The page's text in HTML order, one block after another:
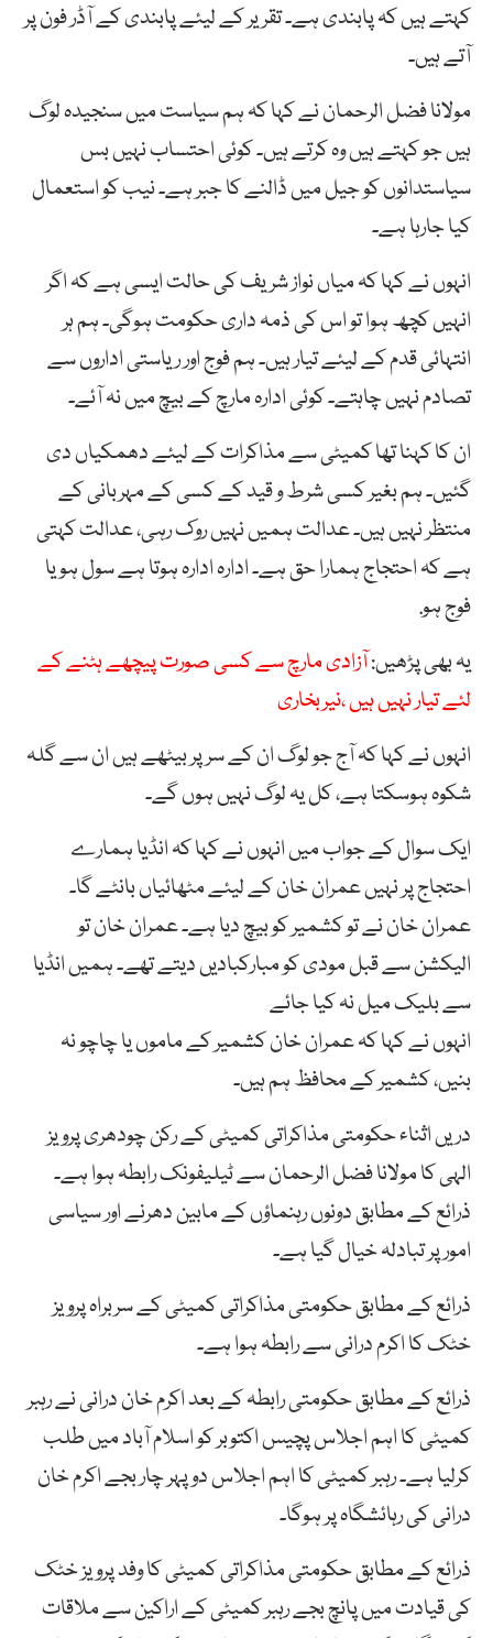
کہتے ہیں کہ پابندی ہے۔ تقریر کے لیئے پابندی کے آڈر فون پر
آتے ہیں۔
مولانا فضل الرحمان نے کہا کہ ہم سیاست میں سنجیدہ لوگ
ہیں جو کہتے ہیں وہ کرتے ہیں۔ کوئی احتساب نہیں بس
سیاستدانوں کو جیل میں ڈالنے کا جبر ہے۔ نیب کو استعمال
کیا جارہا ہے۔
انہوں نے کہا کہ میاں نواز شریف کی حالت ایسی ہے کہ اگر
انہیں کچھ ہوا تو اس کی ذمہ داری حکومت ہوگی۔ ہم ہر
انتہائی قدم کے لیئے تیار ہیں۔ ہم فوج اور ریاستی اداروں سے
تصادم نہیں چاہتے۔ کوئی ادارہ مارچ کے بیچ میں نہ آئے۔
ان کا کہنا تھا کمیٹی سے مذاکرات کے لیئے دھمکیاں دی
گئیں۔ ہم بغیر کسی شرط و قید کے کسی کے مہربانی کے
منتظر نہیں ہیں۔ عدالت ہمیں نہیں روک رہی، عدالت کہتی
ہے کہ احتجاج ہمارا حق ہے۔ ادارہ ادارہ ہوتا ہے سول ہو یا
فوج ہو.
یہ بھی پڑھیں:آزادی مارچ سے کسی صورت پیچھے ہٹنے کے
لئے تیار نہیں ہیں ،نیربخاری
انہوں نے کہا کہ آج جو لوگ ان کے سر پر بیٹھے ہیں ان سے گلہ
شکوہ ہوسکتا ہے، کل یہ لوگ نہیں ہوں گے۔
ایک سوال کے جواب میں انہوں نے کہا کہ انڈیا ہمارے
احتجاج پر نہیں عمران خان کے لیئے مٹھائیاں بانٹے گا۔
عمران خان نے تو کشمیر کو بیچ دیا ہے۔ عمران خان تو
الیکشن سے قبل مودی کو مبارکبادیں دیتے تھے۔ ہمیں انڈیا
سے بلیک میل نہ کیا جائے
انہوں نے کہا کہ عمران خان کشمیر کے ماموں یا چاچو نہ
بنیں، کشمیر کے محافظ ہم ہیں۔
دریں اثناء حکومتی مذاکراتی کمیٹی کے رکن چودھری پرویز
الہی کا مولانا فضل الرحمان سے ٹیلیفونک رابطہ ہوا ہے۔
ذرائع کے مطابق دونوں رہنماؤں کے مابین دھرنے اور سیاسی
امور پر تبادلہ خیال گیا ہے۔
ذرائع کے مطابق حکومتی مذاکراتی کمیٹی کے سربراہ پرویز
خٹک کا اکرم درانی سے رابطہ ہوا ہے۔
ذرائع کے مطابق حکومتی رابطہ کے بعد اکرم خان درانی نے رہبر
کمیٹی کا اہم اجلاس پچیس اکتوبر کو اسلام آباد میں طلب
کرلیا ہے۔ رہبر کمیٹی کا اہم اجلاس دوپہر چار بجے اکرم خان
درانی کی رہائشگاہ پر ہوگا۔
ذرائع کے مطابق حکومتی مذاکراتی کمیٹی کا وفد پرویز خٹک
کی قیادت میں پانچ بجے رہبر کمیٹی کے اراکین سے ملاقات